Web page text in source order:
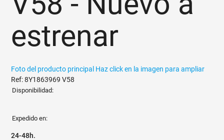
estrenar
Foto del producto principal Haz click en la imagen para ampliar
Ref: 8Y1863969 V58
Disponibilidad:
Expedido en:
24-48h.